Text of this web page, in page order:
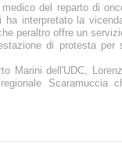
del reparto di
interpretato la
peraltro offre un
di protesta
Marini dell'UDC,
Scaramuccia